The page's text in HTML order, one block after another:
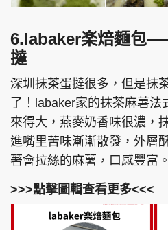
6.labaker楽焙麵包
撻
深圳抹茶蛋撻很多，但是抹
了！labaker家的抹茶麻薯法
來得大，燕麥奶香味很濃，
進嘴里苦味漸漸散發，外層
著會拉絲的麻薯，口感豐富。
>>>點擊圖輯查看更多<<<